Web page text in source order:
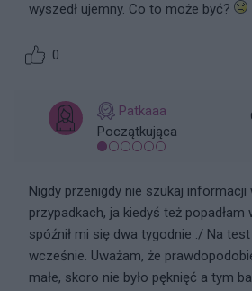
wyszedł ujemny. Co to może być?
0
Patkaaa
Początkująca
Nigdy przenigdy nie szukaj
przypadkach, ja kiedyś też popadłam
spóźnił mi się dwa tygodnie :/ Na
wcześnie. Uważam, że
małe, skoro nie było pęknięć a tym